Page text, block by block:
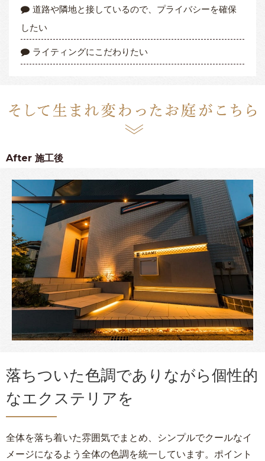
道路や隣地と接しているので、プライバシーを確保
したい
ライティングにこだわりたい
After 施工後
落ちついた色調でありながら個性的
なエクステリアを
全体を落ち着いた雰囲気でまとめ、シンプルでクールなイ
メージになるよう全体の色調を統一しています。ポイント